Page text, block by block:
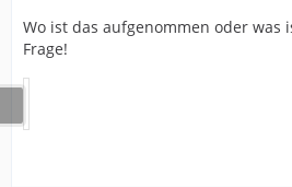
Wo ist das aufgenommen oder was
Frage!